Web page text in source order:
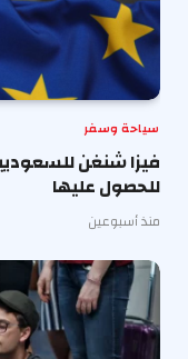
سياحة وسفر
فيزا شنغن
للحصول عليها
منذ أسبوعين